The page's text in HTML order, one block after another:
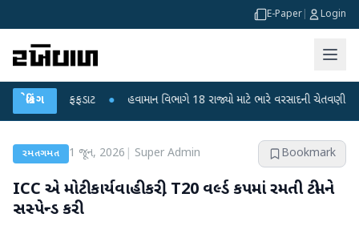
E-Paper Login
બ્રેકિંગ
ફફડાટ ● હવામાન વિભાગે 18 રાજ્યો માટે ભારે વરસાદની ચેતવણી જારી કરી
રમતગમત 1 જૂન, 2026 Super Admin Bookmark
ICC એ મોટી કાર્યવાહી કરી, T20 વર્લ્ડ કપમાં રમતી ટીમને
સસ્પેન્ડ કરી